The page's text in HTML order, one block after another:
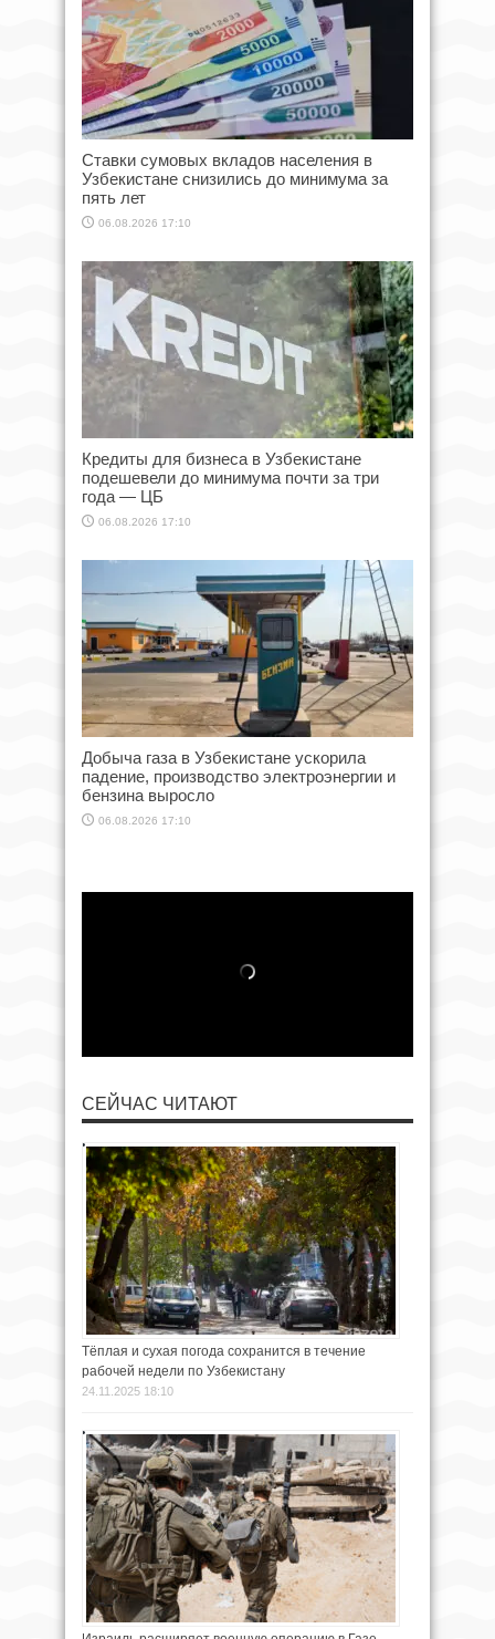
Ставки сумовых вкладов населения в
Узбекистане снизились до минимума за
пять лет
06.08.2026 17:10
Кредиты для бизнеса в Узбекистане
подешевели до минимума почти за три
года — ЦБ
06.08.2026 17:10
Добыча газа в Узбекистане ускорила
падение, производство электроэнергии и
бензина выросло
06.08.2026 17:10
СЕЙЧАС ЧИТАЮТ
Тёплая и сухая погода сохранится в течение
рабочей недели по Узбекистану
24.11.2025 18:10